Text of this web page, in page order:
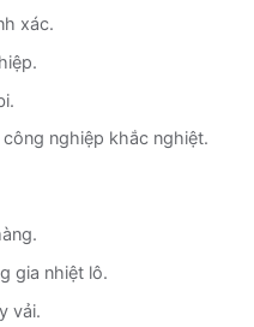
xác.
nghiệp khắc nghiệt.
gia nhiệt lô.
vải.